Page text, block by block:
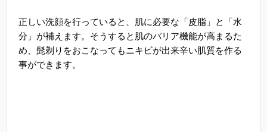
正しい洗顔を行っていると、肌に必要な「皮脂」と「水
分」が補えます。そうすると肌のバリア機能が高まるた
め、髭剃りをおこなってもニキビが出来辛い肌質を作る
事ができます。